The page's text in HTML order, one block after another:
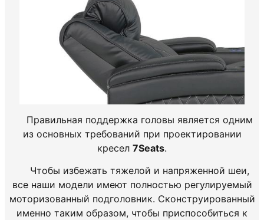
Правильная поддержка головы является одним
из основных требований при проектировании
кресел 7Seats.
Чтобы избежать тяжелой и напряженной шеи,
все наши модели имеют полностью регулируемый
моторизованный подголовник. Сконструированный
именно таким образом, чтобы приспособиться к